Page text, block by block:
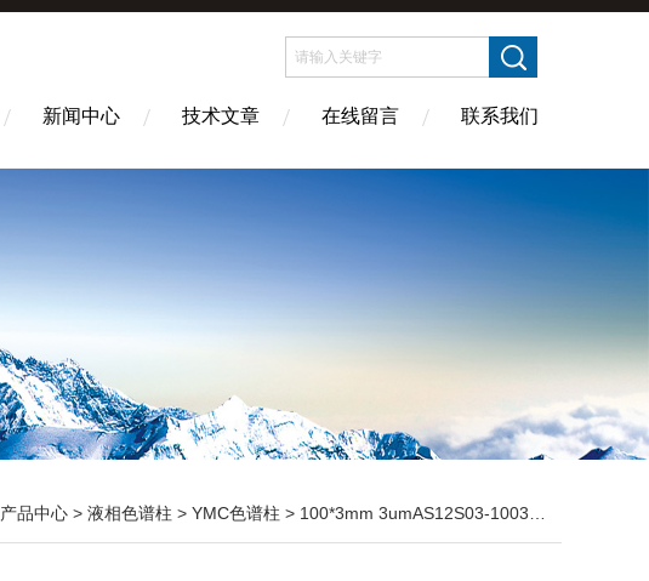
新闻中心 技术文章 在线留言 联系我们
产品中心 > 液相色谱柱 > YMC色谱柱 > 100*3mm 3umAS12S03-1003WT YMC-Pack Pro C18色谱柱